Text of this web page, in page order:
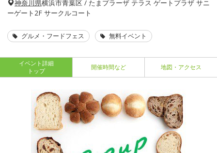
神奈川県横浜市青葉区 / たまプラーザ テラス ゲートプラザ サニ
ーゲート2F サークルコート
グルメ・フードフェス 無料イベント
イベント詳細
トップ
開催時間など 地図・アクセス